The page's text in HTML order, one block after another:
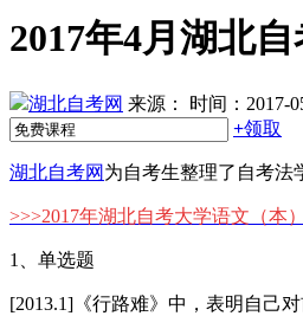
2017年4月湖北
湖北自考网 来源：
时间：2017-
+领取
湖北自考网 为自考生整理了自考法
>>>2017年湖北自考大学语文（本
1、单选题
[2013.1]《行路难》中，表明自己